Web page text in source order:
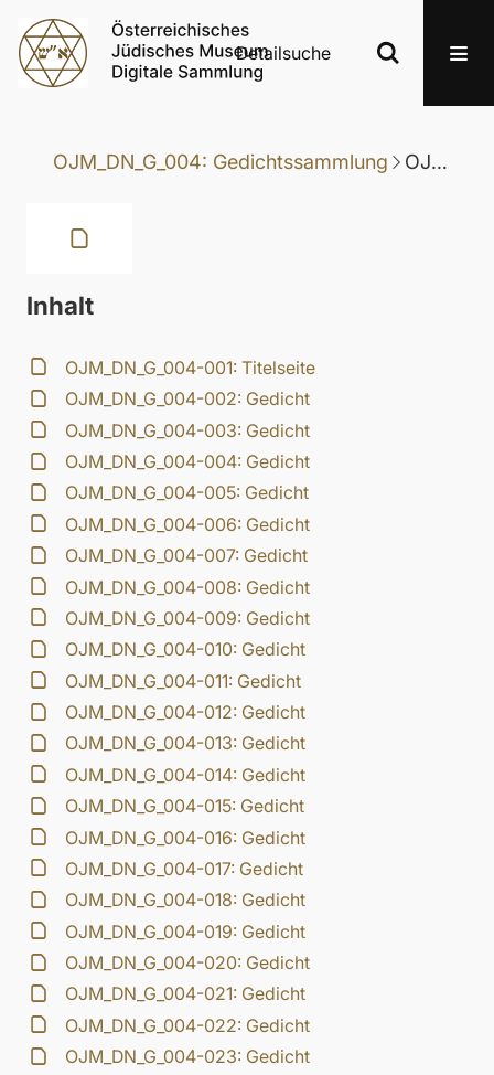
Detailsuche
OJM_DN_G_004: Gedichtssammlung OJM_DN_G_004-127: Gedicht
Inhalt
OJM_DN_G_004-001: Titelseite
OJM_DN_G_004-002: Gedicht
OJM_DN_G_004-003: Gedicht
OJM_DN_G_004-004: Gedicht
OJM_DN_G_004-005: Gedicht
OJM_DN_G_004-006: Gedicht
OJM_DN_G_004-007: Gedicht
OJM_DN_G_004-008: Gedicht
OJM_DN_G_004-009: Gedicht
OJM_DN_G_004-010: Gedicht
OJM_DN_G_004-011: Gedicht
OJM_DN_G_004-012: Gedicht
OJM_DN_G_004-013: Gedicht
OJM_DN_G_004-014: Gedicht
OJM_DN_G_004-015: Gedicht
OJM_DN_G_004-016: Gedicht
OJM_DN_G_004-017: Gedicht
OJM_DN_G_004-018: Gedicht
OJM_DN_G_004-019: Gedicht
OJM_DN_G_004-020: Gedicht
OJM_DN_G_004-021: Gedicht
OJM_DN_G_004-022: Gedicht
OJM_DN_G_004-023: Gedicht